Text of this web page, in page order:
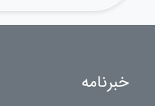
خبرنامه